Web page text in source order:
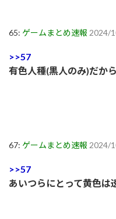
65: ゲームまとめ速報 2024/
>>57
有色人種(黒人のみ)だか
67: ゲームまとめ速報 2024/
>>57
あいつらにとって黄色は